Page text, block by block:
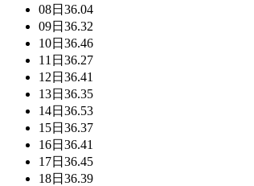
08日 36.04
09日 36.32
10日 36.46
11日 36.27
12日 36.41
13日 36.35
14日 36.53
15日 36.37
16日 36.41
17日 36.45
18日 36.39